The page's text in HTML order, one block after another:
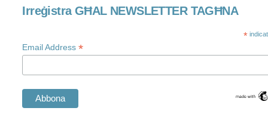
Irreġistra GĦAL NEWSLETTER TAGĦNA
*
Email Address*